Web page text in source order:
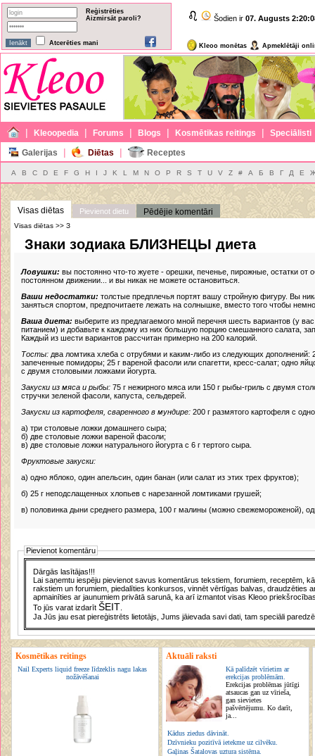
Reģistrēties
Aizmirsāt paroli?
Atcerēties mani
Šodien ir 07. Augusts
Kleoo monētas Apmeklētāji
| Kleoopedia | Forums | Blogs | Kosmētikas reitings | Speciālisti
Galerijas | Diētas | Receptes
A B C D E F G H I J K L M N O P R S T U V Z # А Б В Г Д Е
Visas diētas Pievienot dietu Pēdējie komentāri
Visas diētas >> З
Знаки зодиака БЛИЗНЕЦЫ диета
Ловушки: вы постоянно что-то жуете - орешки, печенье, пирожные, остатки от
постоянном движении... и вы никак не можете остановиться.
Ваши недостатки: толстые предплечья портят вашу стройную фигуру. Вы
заняться спортом, предпочитаете лежать на солнышке, вместо того чтобы
Ваша диета: выберите из предлагаемого мной перечня шесть вариантов (у
питанием) и добавьте к каждому из них большую порцию смешанного салата,
Каждый из шести вариантов рассчитан примерно на 200 калорий.
Тосты: два ломтика хлеба с отрубями и каким-либо из следующих дополнений:
запеченные помидоры; 25 г вареной фасоли или спагетти, кресс-салат; одно
с двумя столовыми ложками йогурта.
Закуски из мяса и рыбы: 75 г нежирного мяса или 150 г рыбы-гриль с двумя
стручки зеленой фасоли, капуста, сельдерей.
Закуски из картофеля, сваренного в мундире: 200 г размятого картофеля с
а) три столовые ложки домашнего сыра;
б) две столовые ложки вареной фасоли;
в) две столовые ложки натурального йогурта с 6 г тертого сыра.
Фруктовые закуски:
а) одно яблоко, один апельсин, один банан (или салат из этих трех фруктов);
б) 25 г неподслащенных хлопьев с нарезанной ломтиками грушей;
в) половинка дыни среднего размера, 100 г малины (можно свежемороженой),
Pievienot komentāru
Dārgās lasītājas!!!
Lai saņemtu iespēju pievienot savus komentārus tekstiem, forumiem, receptēm,
rakstiem un forumiem, piedalīties konkursos, vinnēt vērtīgas balvas, draudzēties
apmainīties ar jaunumiem privātā sarunā, ka arī izmantot visas Kleoo
To jūs varat izdarītŠEIT
Ja Jūs jau esat piereģistrēts lietotājs, Jums jāievada savi dati, tam speciāli
Kosmētikas reitings
Nail Experts liquid freeze līdzeklis nagu lakas
nožāvēšanai
Aktuāli raksti
Kā palīdzēt vīrietim ar
erekcijas problēmām.
Erekcijas problēmas jūtīgi
atsaucas gan uz vīrieša,
gan sievietes
pašvērtējumu. Ko darīt,
ja...
Kādus ziedus dāvināt.
Dzīvnieku pozitīvā ietekme uz cilvēku.
Gaļinas Šatalovas uztura sistēma.